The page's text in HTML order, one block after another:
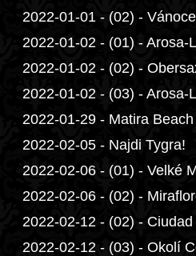
2022-01-01 - (02) - Vánoce
2022-01-02 - (01) - Arosa-
2022-01-02 - (02) -
2022-01-02 - (03) - Arosa-
2022-01-29 - Matira Beach
2022-02-05 - Najdi Tygra!
2022-02-06 - (01) - Velké
2022-02-06 - (02) -
2022-02-12 - (02) -
2022-02-12 - (03) - Okolí